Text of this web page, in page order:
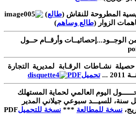
المطروحة للنقاش (طالع)
الزوار (طالع وساهم)
الوجــود...إحصائيــات وأرقــام حــول
نشـاطات الرقـابة لمديرية التجارة
...
تحميلPDF
اليوم العالمي لحماية المستهلك
من كل سنة، للسيـــد سبوعي جيلاني المدير
نسخة للمطالعة *** نسخة للتحميلPDF